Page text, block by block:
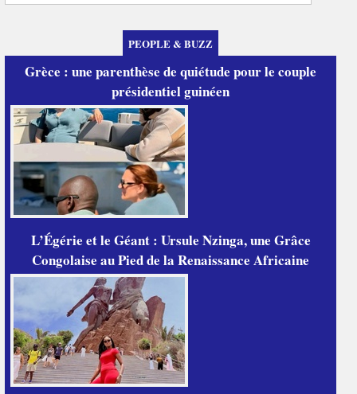
PEOPLE & BUZZ
Grèce : une parenthèse de quiétude pour le couple
présidentiel guinéen
L’Égérie et le Géant : Ursule Nzinga, une Grâce
Congolaise au Pied de la Renaissance Africaine